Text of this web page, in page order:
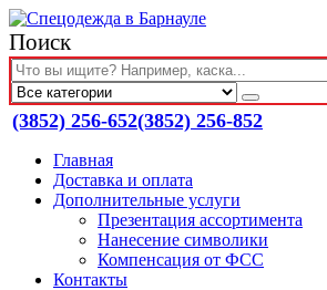
Поиск
(3852) 256-652(3852) 256-852
Главная
Доставка и оплата
Дополнительные услуги
Презентация ассортимента
Нанесение символики
Компенсация от ФСС
Контакты